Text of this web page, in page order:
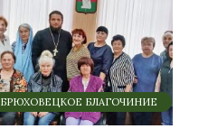
БРЮХОВЕЦКОЕ БЛАГОЧИНИЕ